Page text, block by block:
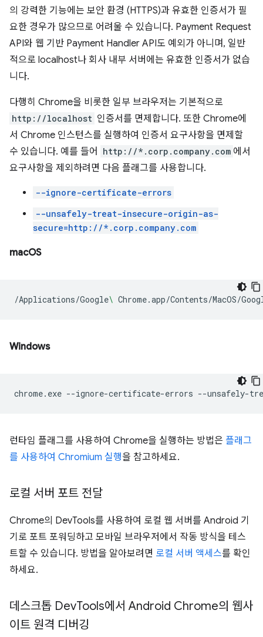
의 강력한 기능에는 보안 환경 (HTTPS)과 유효한 인증서가 필
요한 경우가 많으므로 어려울 수 있습니다. Payment Request
API와 웹 기반 Payment Handler API도 예외가 아니며, 일반
적으로 localhost나 회사 내부 서버에는 유효한 인증서가 없습
니다.
다행히 Chrome을 비롯한 일부 브라우저는 기본적으로
http://localhost 인증서를 면제합니다. 또한 Chrome에
서 Chrome 인스턴스를 실행하여 인증서 요구사항을 면제할
수 있습니다. 예를 들어
http://*.corp.company.com 에서
요구사항을 제외하려면 다음 플래그를 사용합니다.
--ignore-certificate-errors
--unsafely-treat-insecure-origin-as-
secure=http://*.corp.company.com
macOS
/Applications/Google\ Chrome.app/Contents/MacOS/
Windows
chrome.exe --ignore-certificate-errors --unsafely-
런타임 플래그를 사용하여 Chrome을 실행하는 방법은 플래그
를 사용하여 Chromium 실행을 참고하세요.
로컬 서버 포트 전달
Chrome의 DevTools를 사용하여 로컬 웹 서버를 Android 기
기로 포트 포워딩하고 모바일 브라우저에서 작동 방식을 테스
트할 수 있습니다. 방법을 알아보려면 로컬 서버 액세스를 확인
하세요.
데스크톱 DevTools에서 Android Chrome의 웹사
이트 원격 디버깅